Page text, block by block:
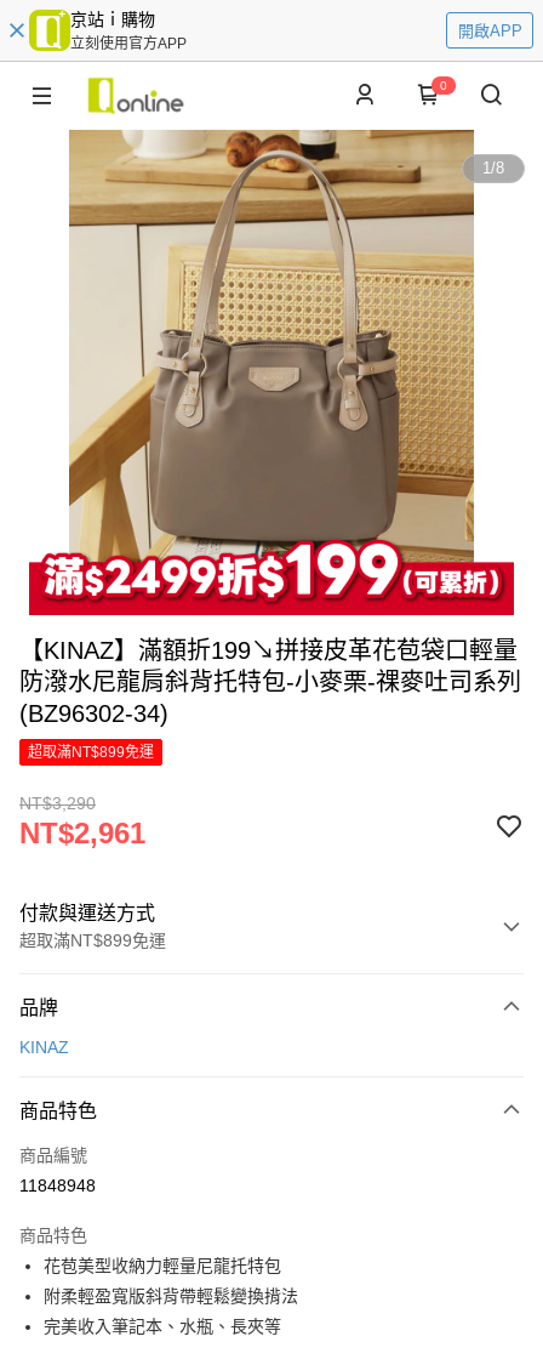
京站ｉ購物
立刻使用官方APP
開啟APP
0
1/8
【KINAZ】滿額折199↘拼接皮革花苞袋口輕量
防潑水尼龍肩斜背托特包-小麥栗-祼麥吐司系列
(BZ96302-34)
超取滿NT$899免運
NT$3,290
NT$2,961
付款與運送方式
超取滿NT$899免運
信用卡一次付款
Apple Pay
街口支付
Google Pay
全盈+PAY
大哥付你分期
品牌
KINAZ
商品特色
商品編號
11848948
商品特色
花苞美型收納力輕量尼龍托特包
附柔輕盈寬版斜背帶輕鬆變換揹法
完美收入筆記本、水瓶、長夾等